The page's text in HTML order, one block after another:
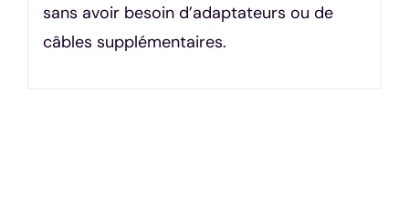
sans avoir besoin d’adaptateurs ou de
câbles supplémentaires.